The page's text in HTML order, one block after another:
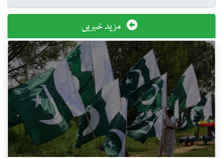
مزید خبریں